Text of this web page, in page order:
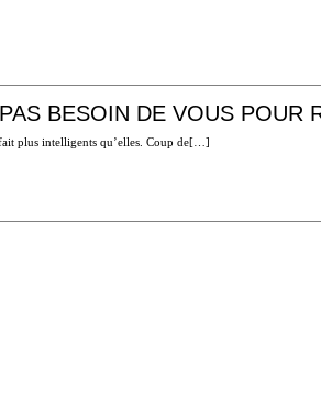
BESOIN DE VOUS POUR
plus intelligents qu’elles. Coup de[…]